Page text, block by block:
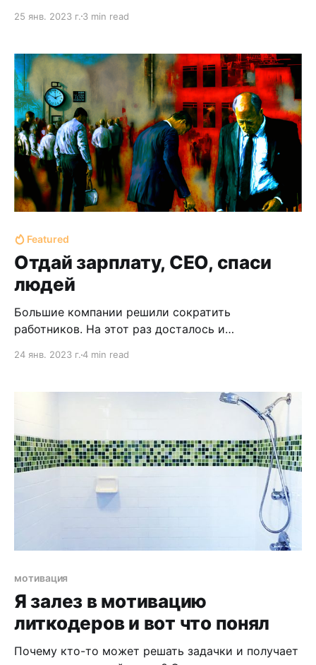
25 янв. 2023 г. 3 min read
Featured
Отдай зарплату, CEO, спаси
людей
Большие компании решили сократить
работников. На этот раз досталось и
помедленнее, зато менее рисковой. Это
24 янв. 2023 г.4 min read
мотивация
Я залез в мотивацию
литкодеров и вот что понял
Почему кто-то может решать задачки и получает